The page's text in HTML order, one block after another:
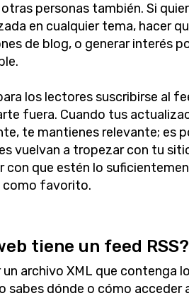
personas también. Si
en cualquier tema, hacer
de blog, o generar interés
los lectores suscribirse al
fuera. Cuando tus
te mantienes relevante; es
vuelvan a tropezar con tu
con que estén lo
como favorito.
tiene un feed RSS?
un archivo XML que contenga
sabes dónde o cómo acceder